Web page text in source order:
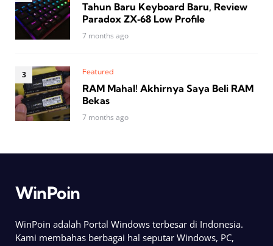
Tahun Baru Keyboard Baru, Review
Paradox ZX‑68 Low Profile
7 months ago
Featured
RAM Mahal! Akhirnya Saya Beli RAM
Bekas
7 months ago
WinPoin
WinPoin adalah Portal Windows terbesar di Indonesia.
Kami membahas berbagai hal seputar Windows, PC,